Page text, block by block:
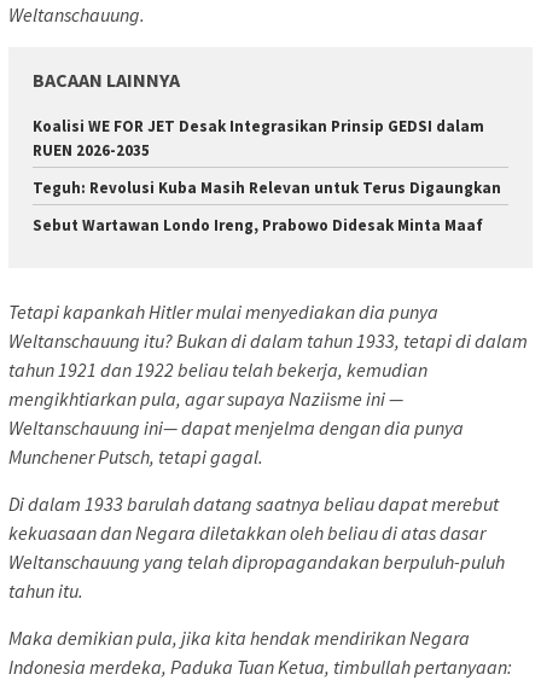
Weltanschauung.
BACAAN LAINNYA
Koalisi WE FOR JET Desak Integrasikan Prinsip GEDSI dalam
RUEN 2026-2035
Teguh: Revolusi Kuba Masih Relevan untuk Terus Digaungkan
Sebut Wartawan Londo Ireng, Prabowo Didesak Minta Maaf
Tetapi kapankah Hitler mulai menyediakan dia punya
Weltanschauung itu? Bukan di dalam tahun 1933, tetapi di dalam
tahun 1921 dan 1922 beliau telah bekerja, kemudian
mengikhtiarkan pula, agar supaya Naziisme ini —
Weltanschauung ini— dapat menjelma dengan dia punya
Munchener Putsch, tetapi gagal.
Di dalam 1933 barulah datang saatnya beliau dapat merebut
kekuasaan dan Negara diletakkan oleh beliau di atas dasar
Weltanschauung yang telah dipropagandakan berpuluh-puluh
tahun itu.
Maka demikian pula, jika kita hendak mendirikan Negara
Indonesia merdeka, Paduka Tuan Ketua, timbullah pertanyaan: